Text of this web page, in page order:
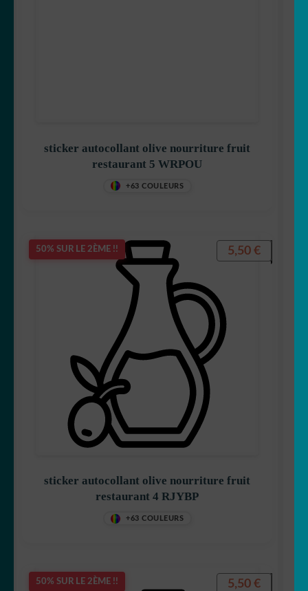
sticker autocollant olive nourriture fruit
restaurant 5 WRPOU
+63 COULEURS
50% SUR LE 2ÈME !!
sticker autocollant olive nourriture fruit
restaurant 4 RJYBP
+63 COULEURS
5,50 €
50% SUR LE 2ÈME !! 5,50 €